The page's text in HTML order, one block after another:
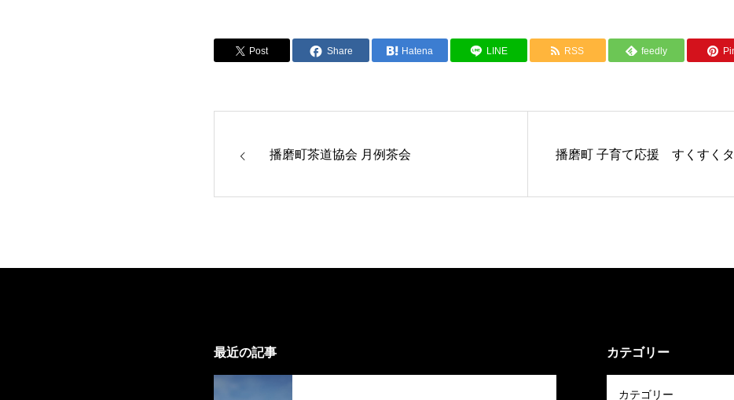
Post Share Hatena LINE RSS feedly
播磨町茶道協会 月例茶会 播磨町 子育て応援 すくすく
最近の記事 カテゴリー